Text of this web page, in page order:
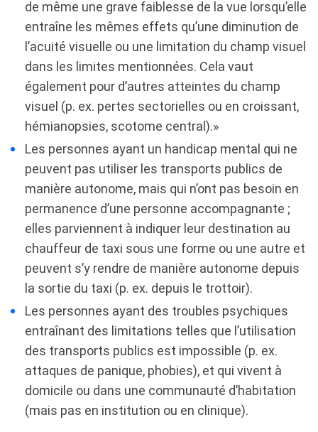
de même une grave faiblesse de la vue lorsqu’elle
entraîne les mêmes effets qu’une diminution de
l’acuité visuelle ou une limitation du champ visuel
dans les limites mentionnées. Cela vaut
également pour d’autres atteintes du champ
visuel (p. ex. pertes sectorielles ou en croissant,
hémianopsies, scotome central).»
Les personnes ayant un handicap mental qui ne
peuvent pas utiliser les transports publics de
manière autonome, mais qui n’ont pas besoin en
permanence d’une personne accompagnante ;
elles parviennent à indiquer leur destination au
chauffeur de taxi sous une forme ou une autre et
peuvent s’y rendre de manière autonome depuis
la sortie du taxi (p. ex. depuis le trottoir).
Les personnes ayant des troubles psychiques
entraînant des limitations telles que l’utilisation
des transports publics est impossible (p. ex.
attaques de panique, phobies), et qui vivent à
domicile ou dans une communauté d’habitation
(mais pas en institution ou en clinique).